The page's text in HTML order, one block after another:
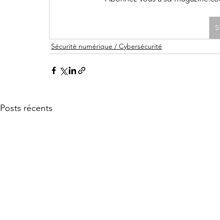
Sécurité numérique / Cybersécurité
Posts récents